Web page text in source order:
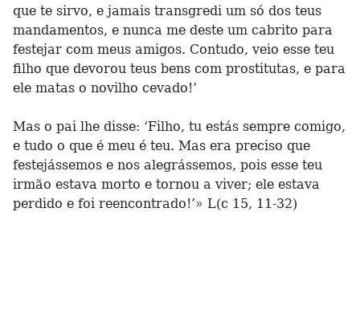
que te sirvo, e jamais transgredi um só dos teus
mandamentos, e nunca me deste um cabrito para
festejar com meus amigos. Contudo, veio esse teu
filho que devorou teus bens com prostitutas, e para
ele matas o novilho cevado!’
Mas o pai lhe disse: ‘Filho, tu estás sempre comigo,
e tudo o que é meu é teu. Mas era preciso que
festejássemos e nos alegrássemos, pois esse teu
irmão estava morto e tornou a viver; ele estava
perdido e foi reencontrado!’» L(c 15, 11-32)